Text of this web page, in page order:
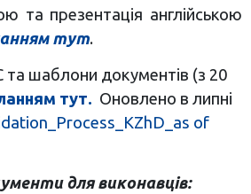
та презентація англійською
тут.
та шаблони документів (з 20
тут. Оновлено в липні
of
для виконавців: